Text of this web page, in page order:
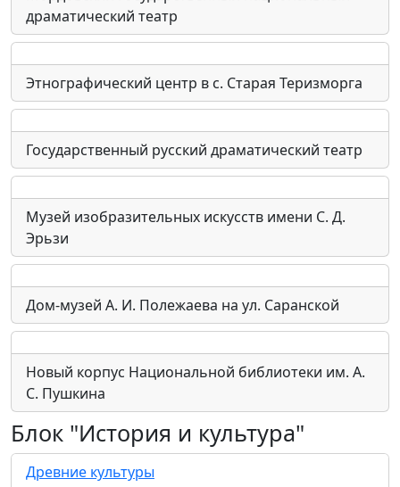
драматический театр
Этнографический центр в с. Старая Теризморга
Государственный русский драматический театр
Музей изобразительных искусств имени С. Д.
Эрьзи
Дом-музей А. И. Полежаева на ул. Саранской
Новый корпус Национальной библиотеки им. А.
С. Пушкина
Блок "История и культура"
Древние культуры